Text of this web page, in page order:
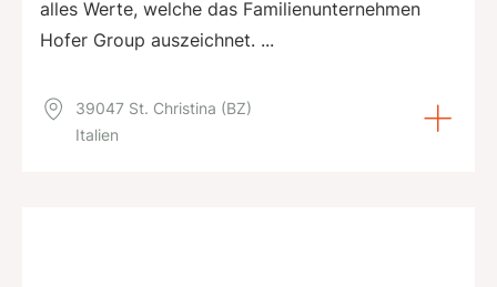
alles Werte, welche das Familienunternehmen
Hofer Group auszeichnet. ...
39047 St. Christina (BZ)
Italien